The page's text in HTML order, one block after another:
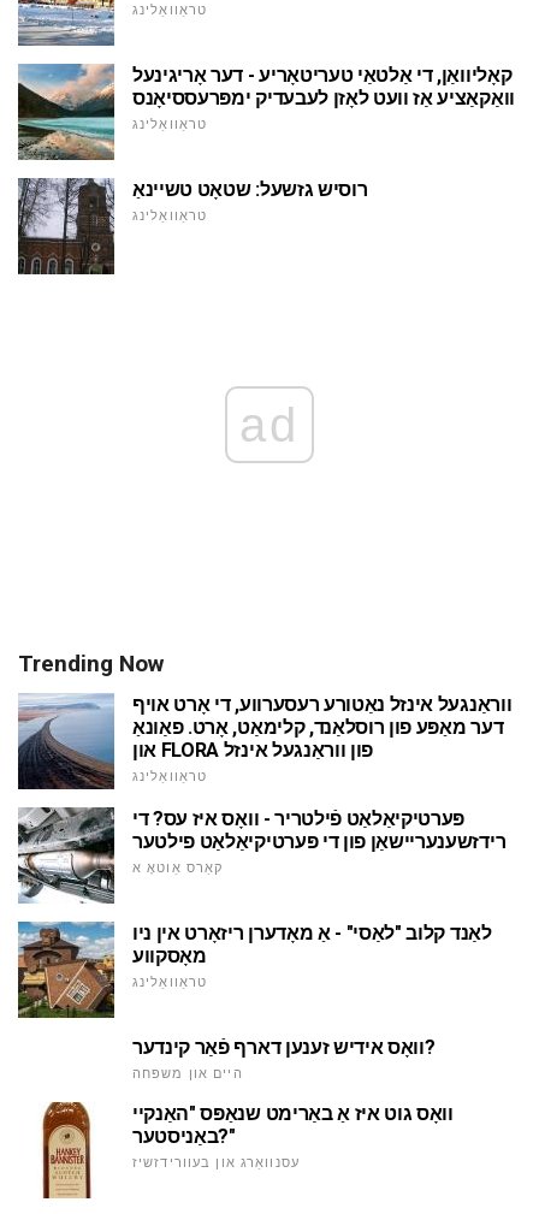
טראַוואַלינג
קאָליוואַן, די אַלטאַי טעריטאָריע - דער אָריגינעל
וואַקאַציע אַז וועט לאָזן לעבעדיק ימפּרעססיאָנס
טראַוואַלינג
רוסיש גזשעל: שטאָט טשיינאַ
טראַוואַלינג
ad
Trending Now
ווראַנגעל אינזל נאַטורע רעסערווע, די אָרט אויף
דער מאַפּע פון רוסלאַנד, קלימאַט, אָרט. פאַונאַ
און FLORA פון ווראַנגעל אינזל
טראַוואַלינג
פּערטיקיאַלאַט פֿילטריר - וואָס איז עס? די
רידזשענעריישאַן פון די פּערטיקיאַלאַט פילטער
קאַרס אַוטאָ א
לאַנד קלוב "לאַסי" - אַ מאָדערן ריזאָרט אין ניו
מאָסקווע
טראַוואַלינג
וואָס אידיש זענען דארף פֿאַר קינדער?
היים און משפּחה
וואָס גוט איז אַ באַרימט שנאַפּס "האַנקיי
באַניסטער?"
עסנוואַרג און בעוורידזשיז